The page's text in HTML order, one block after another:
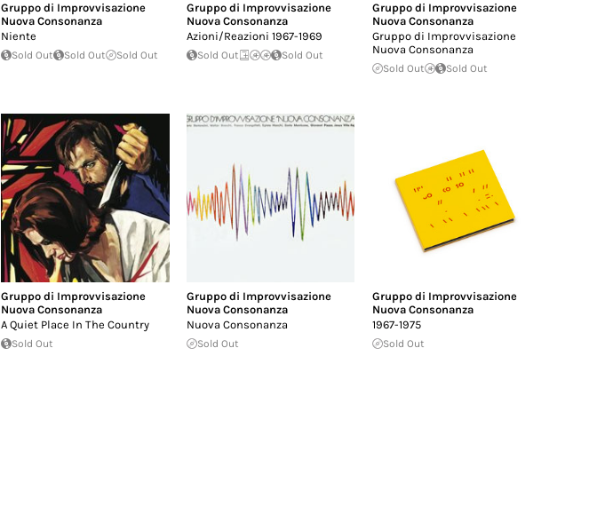
Gruppo di Improvvisazione
Nuova Consonanza
Niente
Sold Out Sold Out Sold Out
Gruppo di Improvvisazione
Nuova Consonanza
Azioni/Reazioni 1967-1969
Sold Out Sold Out
Gruppo di Improvvisazione
Nuova Consonanza
Gruppo di Improvvisazione
Nuova Consonanza
Sold Out Sold Out
Gruppo di Improvvisazione
Nuova Consonanza
A Quiet Place In The Country
Sold Out
Gruppo di Improvvisazione
Nuova Consonanza
Nuova Consonanza
Sold Out
Gruppo di Improvvisazione
Nuova Consonanza
1967-1975
Sold Out